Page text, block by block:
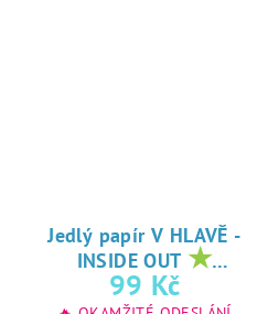
Jedlý papír V HLAVĚ -
INSIDE OUT ★
oblíbený tisk na
99 Kč